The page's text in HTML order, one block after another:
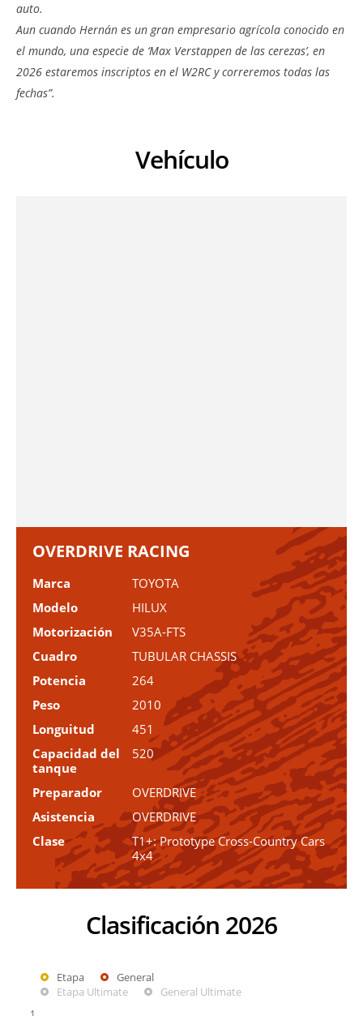
auto.
Aun cuando Hernán es un gran empresario agrícola conocido en
el mundo, una especie de ‘Max Verstappen de las cerezas’, en
2026 estaremos inscriptos en el W2RC y correremos todas las
fechas”.
Vehículo
OVERDRIVE RACING
Marca
TOYOTA
Modelo
HILUX
Motorización
V35A-FTS
Cuadro
TUBULAR CHASSIS
Potencia
264
Peso
2010
Longuitud
451
Capacidad del
tanque
520
Preparador
OVERDRIVE
Asistencia
OVERDRIVE
Clase
T1+: Prototype Cross-Country Cars
4x4
Clasificación 2026
Etapa
General
Etapa Ultimate
General Ultimate